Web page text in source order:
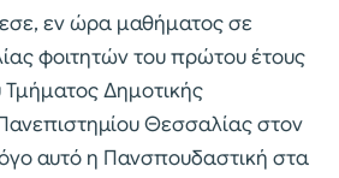
εν ώρα μαθήματος σε
φοιτητών του πρώτου έτους
Δημοτικής
Θεσσαλίας στον
αυτό η Πανσπουδαστική στα